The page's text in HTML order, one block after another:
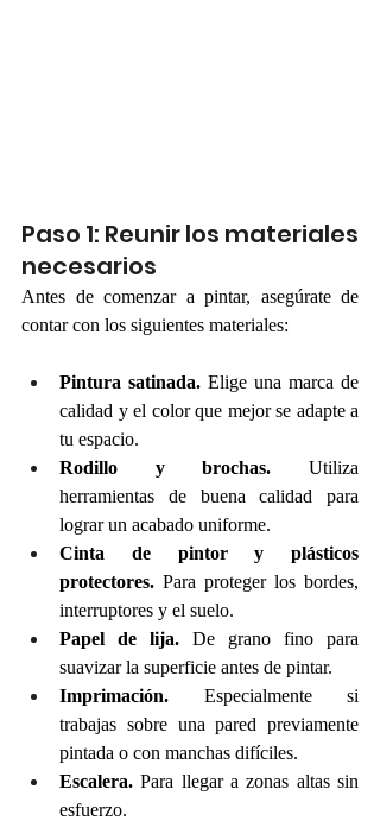
Paso 1: Reunir los materiales
necesarios
Antes de comenzar a pintar, asegúrate de
contar con los siguientes materiales:
Pintura satinada. Elige una marca de
calidad y el color que mejor se adapte a
tu espacio.
Rodillo y brochas. Utiliza
herramientas de buena calidad para
lograr un acabado uniforme.
Cinta de pintor y plásticos
protectores. Para proteger los bordes,
interruptores y el suelo.
Papel de lija. De grano fino para
suavizar la superficie antes de pintar.
Imprimación. Especialmente si
trabajas sobre una pared previamente
pintada o con manchas difíciles.
Escalera. Para llegar a zonas altas sin
esfuerzo.